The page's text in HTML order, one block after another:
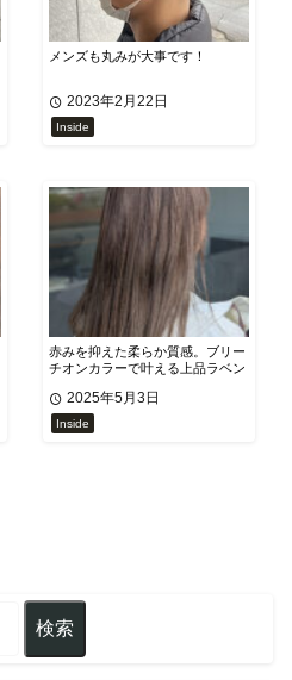
メンズも丸みが大事です！
2023年2月22日
Inside
赤みを抑えた柔らか質感。ブリー
チオンカラーで叶える上品ラベン
2025年5月3日
Inside